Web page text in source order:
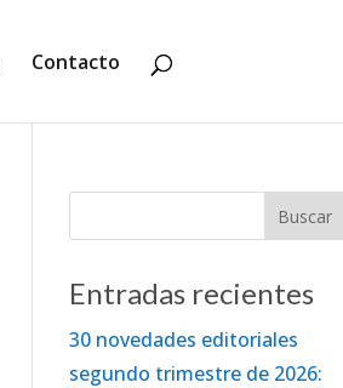
Contacto
Entradas recientes
30 novedades editoriales
segundo trimestre de 2026: